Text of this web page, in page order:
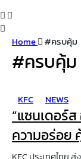
Home #ครบคุ้ม
#ครบคุ้ม
KFC NEWS
“แซนเดอร์
ความอร่อย